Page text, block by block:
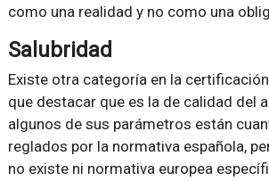
como una realidad y no como una
Salubridad
Existe otra categoría en la certificación
que destacar que es la de calidad del
algunos de sus parámetros están
reglados por la normativa española,
no existe ni normativa europea